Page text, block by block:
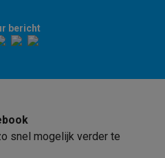
bericht
snel mogelijk verder te